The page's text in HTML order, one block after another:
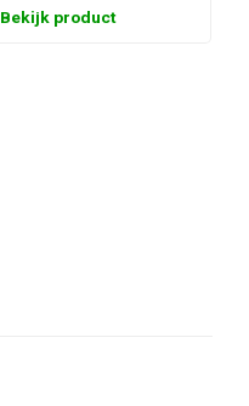
Bekijk product